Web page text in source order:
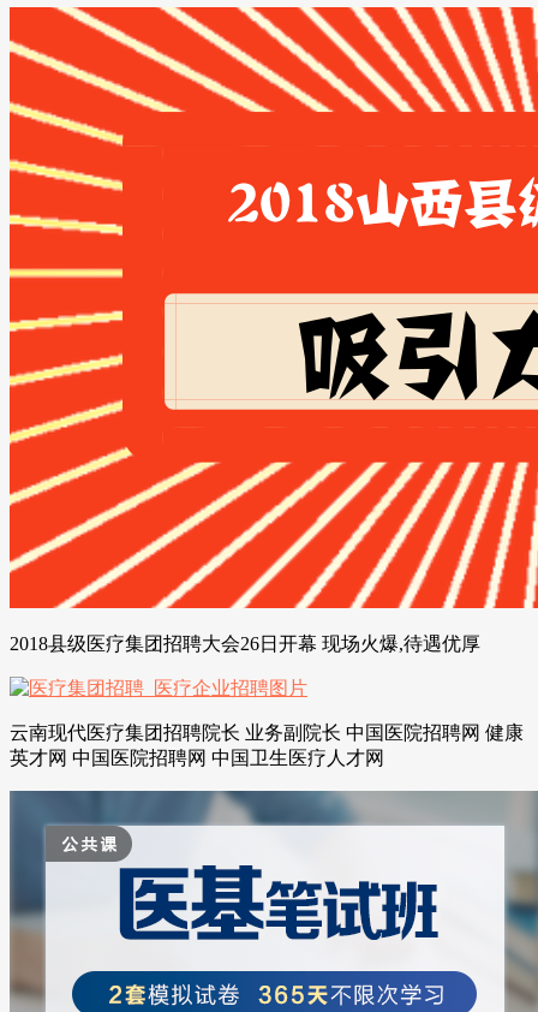
2018县级医疗集团招聘大会26日开幕 现场火爆,待遇优厚
云南现代医疗集团招聘院长 业务副院长 中国医院招聘网 健康
英才网 中国医院招聘网 中国卫生医疗人才网